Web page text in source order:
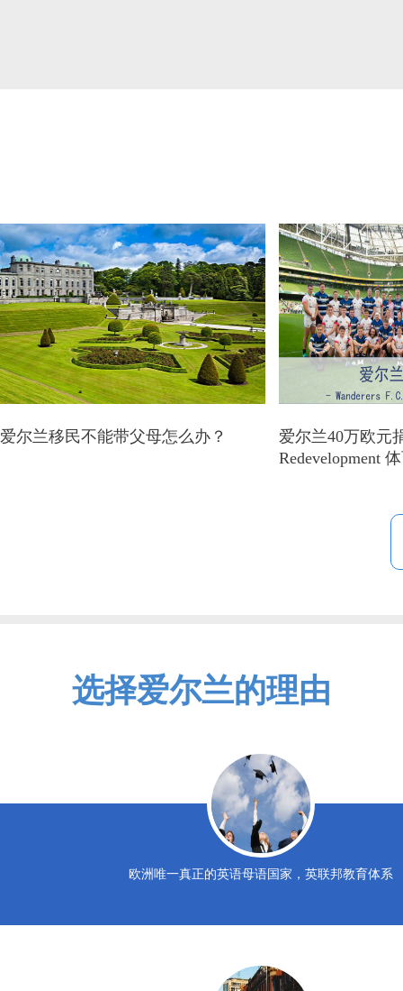
爱尔兰移民不能带父母怎么办？
爱尔兰40万欧元
Redevelopment
选择爱尔兰的理由
欧洲唯一真正的英语母语国家，英联邦教育体系